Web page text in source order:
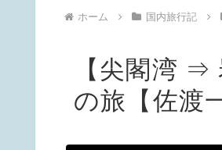
ホーム 国内旅行記
【尖閣湾
の旅【佐渡